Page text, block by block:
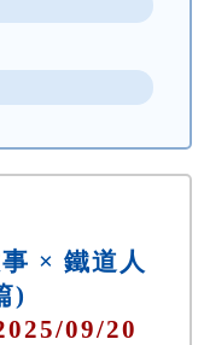
× 鐵道人
)
09/20